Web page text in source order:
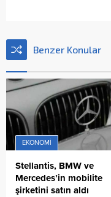
Benzer Konular
EKONOMI
Stellantis, BMW ve
Mercedes’in mobilite
şirketini satın aldı